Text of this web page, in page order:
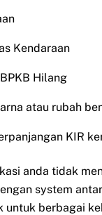
Kendaraan
Hilang
atau rubah
KIR
anda tidak
system
berbagai